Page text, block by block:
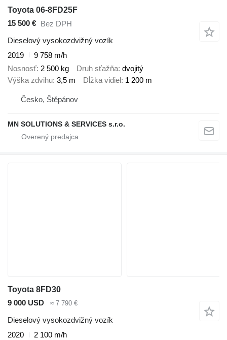
Toyota 06-8FD25F
15 500 € Bez DPH
Dieselový vysokozdvižný vozík
2019
9 758 m/h
Nosnosť 2 500 kg Druh sťažňa dvojitý
Výška zdvihu 3,5 m Dĺžka vidiel 1 200 m
Česko, Štěpánov
MN SOLUTIONS & SERVICES s.r.o.
Toyota 8FD30
9 000 USD
≈ 7 790 €
Dieselový vysokozdvižný vozík
2020
2 100 m/h